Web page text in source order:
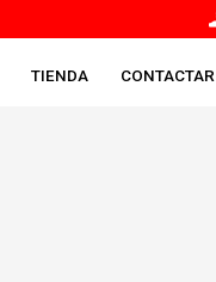
TIENDA CONTACTAR